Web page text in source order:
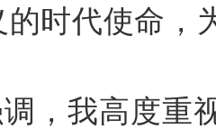
的时代使命，
，我高度重